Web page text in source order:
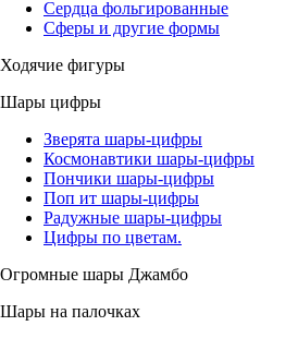
Сердца фольгированные
Сферы и другие формы
Ходячие фигуры
Шары цифры
Зверята шары-цифры
Космонавтики шары-цифры
Пончики шары-цифры
Поп ит шары-цифры
Радужные шары-цифры
Цифры по цветам.
Огромные шары Джамбо
Шары на палочках